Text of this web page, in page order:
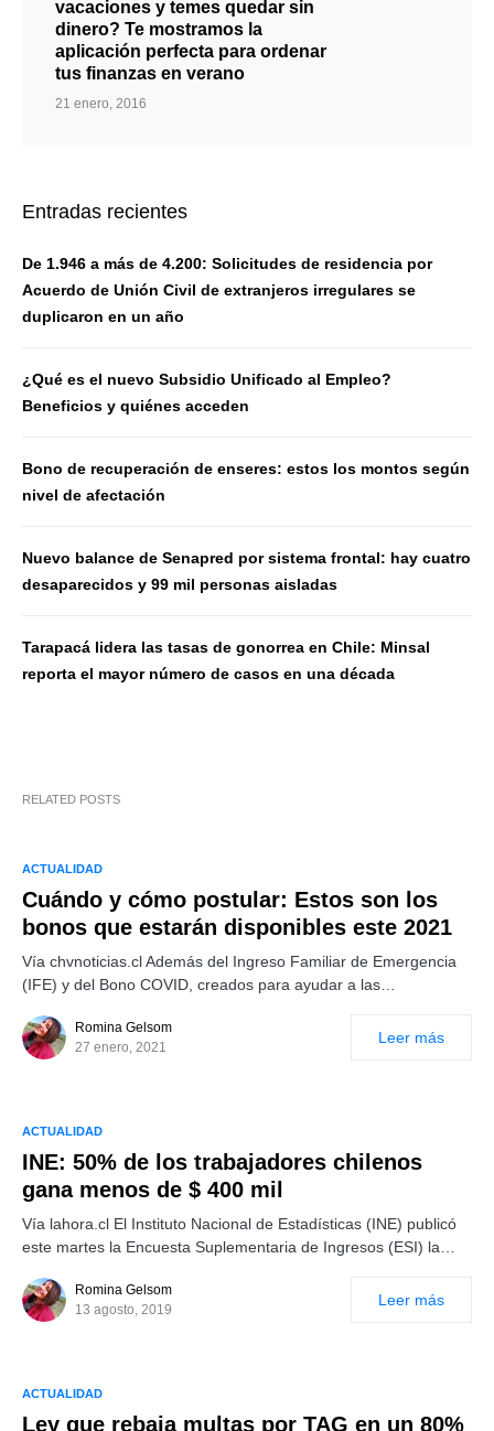
vacaciones y temes quedar sin
dinero? Te mostramos la
aplicación perfecta para ordenar
tus finanzas en verano
21 enero, 2016
Entradas recientes
De 1.946 a más de 4.200: Solicitudes de residencia por
Acuerdo de Unión Civil de extranjeros irregulares se
duplicaron en un año
¿Qué es el nuevo Subsidio Unificado al Empleo?
Beneficios y quiénes acceden
Bono de recuperación de enseres: estos los montos según
nivel de afectación
Nuevo balance de Senapred por sistema frontal: hay cuatro
desaparecidos y 99 mil personas aisladas
Tarapacá lidera las tasas de gonorrea en Chile: Minsal
reporta el mayor número de casos en una década
RELATED POSTS
ACTUALIDAD
Cuándo y cómo postular: Estos son los
bonos que estarán disponibles este 2021
Vía chvnoticias.cl Además del Ingreso Familiar de Emergencia
(IFE) y del Bono COVID, creados para ayudar a las…
Romina Gelsom
27 enero, 2021
Leer más
ACTUALIDAD
INE: 50% de los trabajadores chilenos
gana menos de $ 400 mil
Vía lahora.cl El Instituto Nacional de Estadísticas (INE) publicó
este martes la Encuesta Suplementaria de Ingresos (ESI) la…
Romina Gelsom
13 agosto, 2019
Leer más
ACTUALIDAD
Ley que rebaja multas por TAG en un 80%